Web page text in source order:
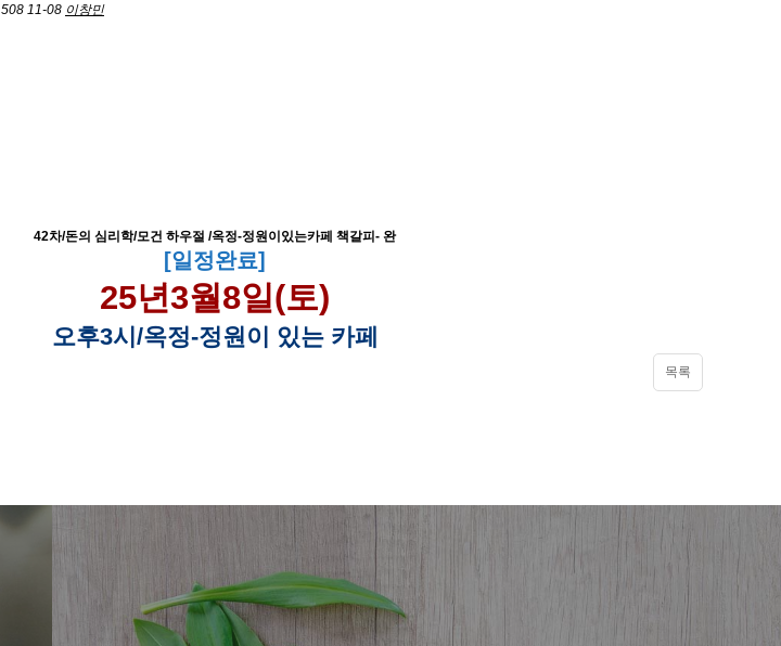
508 11-08 이창민
42차/돈의 심리학/모건 하우절 /옥정-정원이있는카페 책갈피- 완
[일정완료]
25년3월8일(토)
오후3시/옥정-정원이 있는 카페
목록